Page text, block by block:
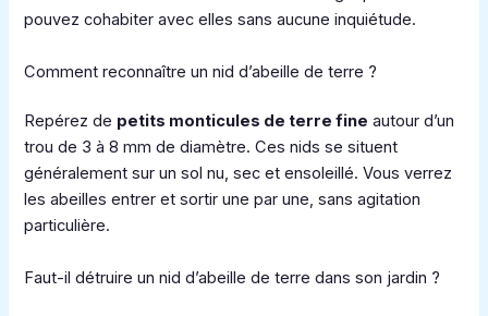
pouvez cohabiter avec elles sans aucune inquiétude.
Comment reconnaître un nid d’abeille de terre ?
Repérez de petits monticules de terre fine autour d’un
trou de 3 à 8 mm de diamètre. Ces nids se situent
généralement sur un sol nu, sec et ensoleillé. Vous verrez
les abeilles entrer et sortir une par une, sans agitation
particulière.
Faut-il détruire un nid d’abeille de terre dans son jardin ?